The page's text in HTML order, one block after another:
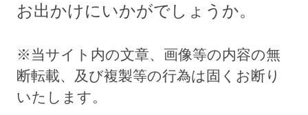
お出かけにいかがでしょうか。